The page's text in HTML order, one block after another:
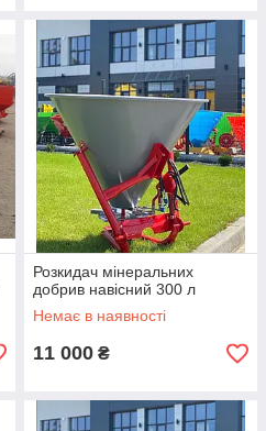
Розкидач мінеральних
добрив навісний 300 л
Немає в наявності
11 000 ₴